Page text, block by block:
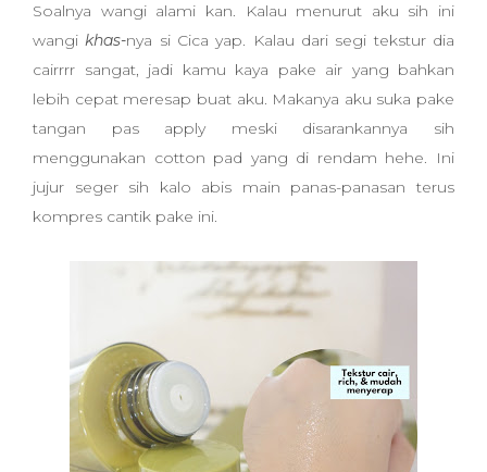
Soalnya wangi alami kan. Kalau menurut aku sih ini
wangikhas-nya si Cica yap. Kalau dari segi tekstur dia
cairrrr sangat, jadi kamu kaya pake air yang bahkan
lebih cepat meresap buat aku. Makanya aku suka pake
tangan pas apply meski disarankannya sih
menggunakan cotton pad yang di rendam hehe. Ini
jujur seger sih kalo abis main panas-panasan terus
kompres cantik pake ini.